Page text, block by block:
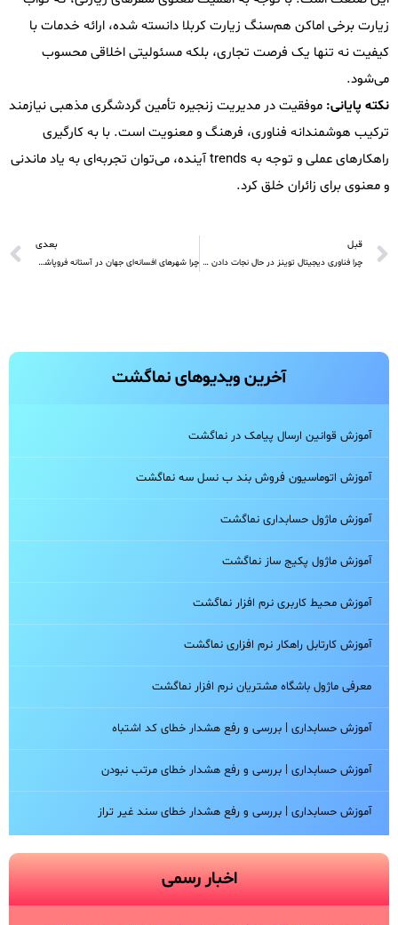
آخرین ویدیو‌های نماگشت
آموزش قوانین ارسال پیامک در نماگشت
آموزش اتوماسیون فروش بند ب نسل سه نماگشت
آموزش ماژول حسابداری نماگشت
آموزش ماژول پکیج ساز نماگشت
آموزش محیط کاربری نرم افزار نماگشت
آموزش کارتابل راهکار نرم افزاری نماگشت
معرفی ماژول باشگاه مشتریان نرم افزار نماگشت
آموزش حسابداری | بررسی و رفع هشدار خطای کد اشتباه
آموزش حسابداری | بررسی و رفع هشدار خطای مرتب نبودن
آموزش حسابداری | بررسی و رفع هشدار خطای سند غیر تراز
اخبار رسمی
زیارت برخی اماکن هم‌سنگ زیارت کربلا دانسته شده، ارائه خدمات با
کیفیت نه تنها یک فرصت تجاری، بلکه مسئولیتی اخلاقی محسوب
می‌شود.
نکته پایانی: موفقیت در مدیریت زنجیره تأمین گردشگری مذهبی نیازمند
ترکیب هوشمندانه فناوری، فرهنگ و معنویت است. با به کارگیری
راهکارهای عملی و توجه به trends آینده، می‌توان تجربه‌ای به یاد ماندنی
و معنوی برای زائران خلق کرد.
قبل
چرا فناوری دیجیتال توینز در حال نجات دادن میراث باستانی ایران است؟ حقیقتی که باید بدانید
بعدی
چرا شهرهای افسانه‌ای جهان در آستانه فروپاشی گردشگری هستند؟ حقایق هشداردهنده درباره ظرفیت پذیرش گردشگران شهری